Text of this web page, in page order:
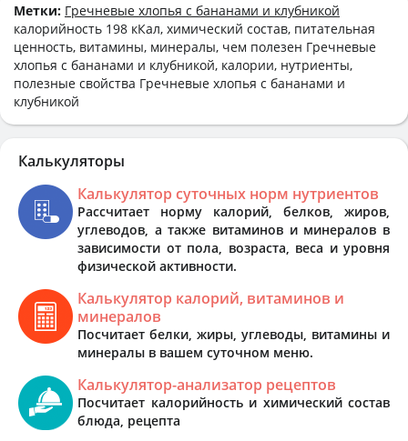
Метки: Гречневые хлопья с бананами и клубникой
калорийность 198 кКал, химический состав, питательная
ценность, витамины, минералы, чем полезен Гречневые
хлопья с бананами и клубникой, калории, нутриенты,
полезные свойства Гречневые хлопья с бананами и
клубникой
Калькуляторы
Калькулятор суточных норм нутриентов
Рассчитает норму калорий, белков, жиров,
углеводов, а также витаминов и минералов в
зависимости от пола, возраста, веса и уровня
физической активности.
Калькулятор калорий, витаминов и
минералов
Посчитает белки, жиры, углеводы, витамины и
минералы в вашем суточном меню.
Калькулятор-анализатор рецептов
Посчитает калорийность и химический состав
блюда, рецепта